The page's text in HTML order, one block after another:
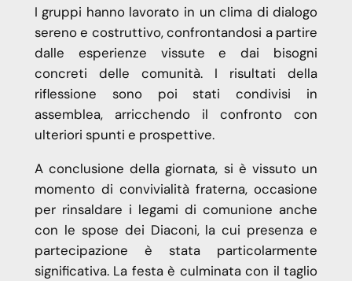
I gruppi hanno lavorato in un clima di dialogo
sereno e costruttivo, confrontandosi a partire
dalle esperienze vissute e dai bisogni
concreti delle comunità. I risultati della
riflessione sono poi stati condivisi in
assemblea, arricchendo il confronto con
ulteriori spunti e prospettive.
A conclusione della giornata, si è vissuto un
momento di convivialità fraterna, occasione
per rinsaldare i legami di comunione anche
con le spose dei Diaconi, la cui presenza e
partecipazione è stata particolarmente
significativa. La festa è culminata con il taglio